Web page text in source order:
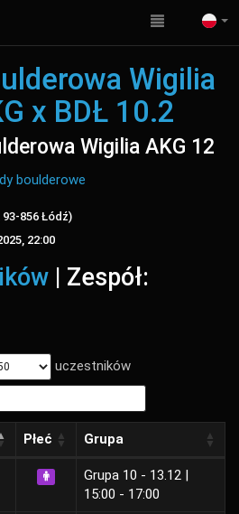
Wigilia
x BDŁ 10.2
Wigilia AKG 12
boulderowe
856 Łódź)
22:00
| Zespół:
uczestników
Płeć Grupa
Grupa 10 - 13.12 |
15:00 - 17:00